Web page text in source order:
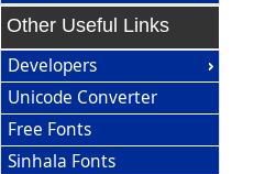
Other Useful Links
Developers
Unicode Converter
Free Fonts
Sinhala Fonts